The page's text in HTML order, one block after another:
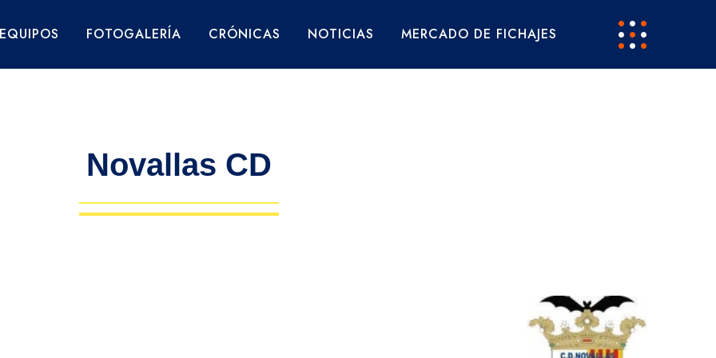
EQUIPOS FOTOGALERÍA CRÓNICAS NOTICIAS MERCADO DE FICHAJES
Novallas CD